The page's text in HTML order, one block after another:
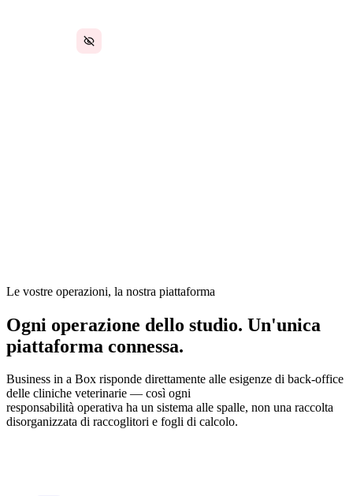
Le vostre operazioni, la nostra piattaforma
Ogni operazione dello studio. Un'unica
piattaforma connessa.
Business in a Box risponde direttamente alle esigenze di back-office
delle cliniche veterinarie — così ogni
responsabilità operativa ha un sistema alle spalle, non una raccolta
disorganizzata di raccoglitori e fogli di calcolo.